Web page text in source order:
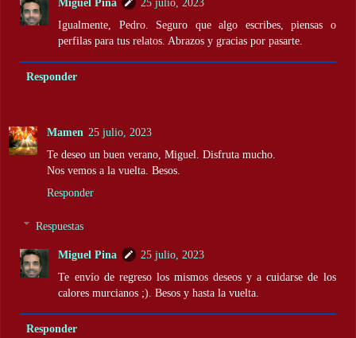
Igualmente, Pedro. Seguro que algo escribes, piensas o
perfilas para tus relatos. Abrazos y gracias por pasarte.
Responder
Mamen 25 julio, 2023
Te deseo un buen verano, Miguel. Disfruta mucho.
Nos vemos a la vuelta. Besos.
Responder
Respuestas
Miguel Pina
25 julio, 2023
Te envío de regreso los mismos deseos y a cuidarse de los
calores murcianos ;). Besos y hasta la vuelta.
Responder